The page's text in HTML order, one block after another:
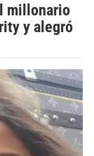
millonario
y alegró